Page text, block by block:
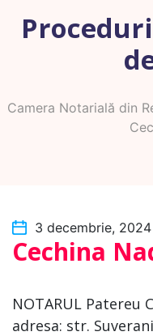
Camera Notarială din
3 decembrie, 2024
Cechina
NOTARUL Patereu
adresa: str.